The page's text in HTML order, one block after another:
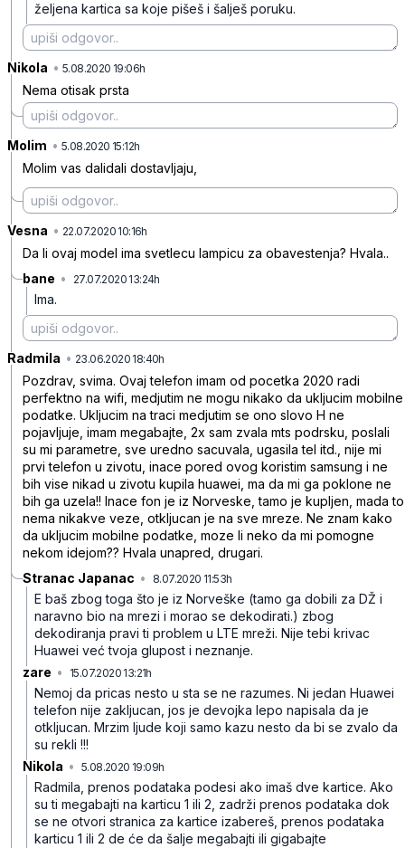
željena kartica sa koje pišeš i šalješ poruku.
Nikola • 5.08.2020 19:06h
Nema otisak prsta
Molim • 5.08.2020 15:12h
Molim vas dalidali dostavljaju,
Vesna • 22.07.2020 10:16h
Da li ovaj model ima svetlecu lampicu za obavestenja? Hvala..
bane • 27.07.2020 13:24h
Ima.
Radmila • 23.06.2020 18:40h
Pozdrav, svima. Ovaj telefon imam od pocetka 2020 radi
perfektno na wifi, medjutim ne mogu nikako da ukljucim mobilne
podatke. Ukljucim na traci medjutim se ono slovo H ne
pojavljuje, imam megabajte, 2x sam zvala mts podrsku, poslali
su mi parametre, sve uredno sacuvala, ugasila tel itd., nije mi
prvi telefon u zivotu, inace pored ovog koristim samsung i ne
bih vise nikad u zivotu kupila huawei, ma da mi ga poklone ne
bih ga uzela!! Inace fon je iz Norveske, tamo je kupljen, mada to
nema nikakve veze, otkljucan je na sve mreze. Ne znam kako
da ukljucim mobilne podatke, moze li neko da mi pomogne
nekom idejom?? Hvala unapred, drugari.
Stranac Japanac • 8.07.2020 11:53h
E baš zbog toga što je iz Norveške (tamo ga dobili za DŽ i
naravno bio na mrezi i morao se dekodirati.) zbog
dekodiranja pravi ti problem u LTE mreži. Nije tebi krivac
Huawei već tvoja glupost i neznanje.
zare • 15.07.2020 13:21h
Nemoj da pricas nesto u sta se ne razumes. Ni jedan Huawei
telefon nije zakljucan, jos je devojka lepo napisala da je
otkljucan. Mrzim ljude koji samo kazu nesto da bi se zvalo da
su rekli !!!
Nikola • 5.08.2020 19:09h
Radmila, prenos podataka podesi ako imaš dve kartice. Ako
su ti megabajti na karticu 1 ili 2, zadrži prenos podataka dok
se ne otvori stranica za kartice izabereš, prenos podataka
karticu 1 ili 2 de će da šalje megabajti ili gigabajte